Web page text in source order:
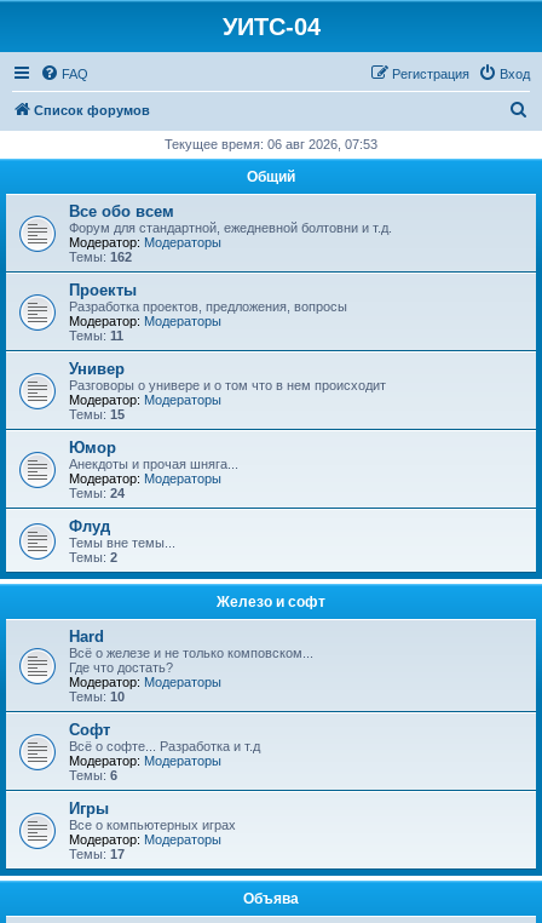
УИТС-04
FAQ Вход
Регистрация
Список форумов
с
Текущее время: 06 авг 2026, 07:53
Общий
Все обо всем
Форум для стандартной, ежедневной болтовни и т.д.
Модератор: Модераторы
Темы: 162
Проекты
Разработка проектов, предложения, вопросы
Модератор: Модераторы
Темы: 11
Универ
Разговоры о универе и о том что в нем происходит
Модератор: Модераторы
Темы: 15
Юмор
Анекдоты и прочая шняга...
Модератор: Модераторы
Темы: 24
Флуд
Темы вне темы...
Темы: 2
Железо и софт
Hard
Всё о железе и не только комповском...
Где что достать?
Модератор: Модераторы
Темы: 10
Софт
Всё о софте... Разработка и т.д
Модератор: Модераторы
Темы: 6
Игры
Все о компьютерных играх
Модератор: Модераторы
Темы: 17
Объява